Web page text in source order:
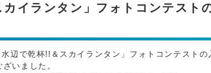
カイランタン」フォトコンテスト
辺で乾杯!!＆スカイランタン」フォトコンテスト
いました。